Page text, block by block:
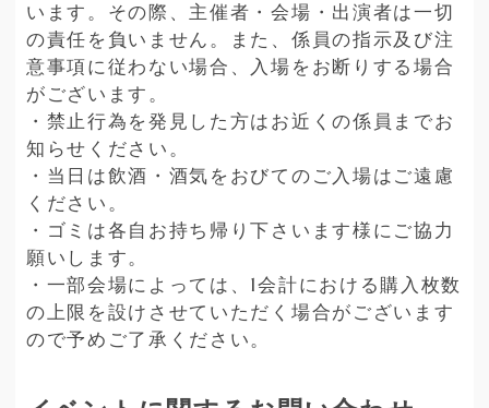
います。その際、主催者・会場・出演者は一切
の責任を負いません。また、係員の指示及び注
意事項に従わない場合、入場をお断りする場合
がございます。
・禁止行為を発見した方はお近くの係員までお
知らせください。
・当日は飲酒・酒気をおびてのご入場はご遠慮
ください。
・ゴミは各自お持ち帰り下さいます様にご協力
願いします。
・一部会場によっては、1会計における購入枚数
の上限を設けさせていただく場合がございます
ので予めご了承ください。